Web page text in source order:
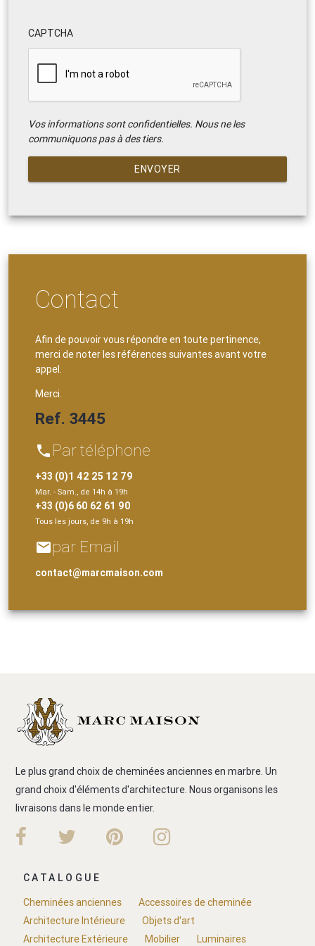
CAPTCHA
Vos informations sont confidentielles. Nous ne les
communiquons pas à des tiers.
ENVOYER
Contact
Afin de pouvoir vous répondre en toute pertinence,
merci de noter les références suivantes avant votre
appel.
Merci.
Ref. 3445
phone Par téléphone
+33 (0)1 42 25 12 79
Mar. - Sam., de 14h à 19h
+33 (0)6 60 62 61 90
Tous les jours, de 9h à 19h
emailpar Email
contact@marcmaison.com
Le plus grand choix de cheminées anciennes en marbre. Un
grand choix d'éléments d'architecture. Nous organisons les
livraisons dans le monde entier.
CATALOGUE
Cheminées anciennes
Accessoires de cheminée
Architecture Intérieure
Objets d'art
Architecture Extérieure
Mobilier
Luminaires